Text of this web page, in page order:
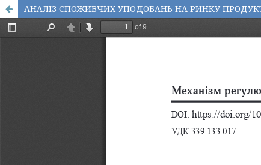
АНАЛІЗ СПОЖИВЧИХ УПОДОБАНЬ НА РИНКУ